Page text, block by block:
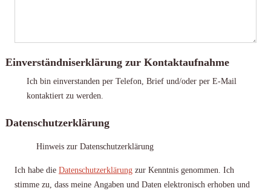
Einverständniserklärung zur Kontaktaufnahme
Ich bin einverstanden per Telefon, Brief und/oder per E-Mail
kontaktiert zu werden.
Datenschutzerklärung
Hinweis zur Datenschutzerklärung
Ich habe die Datenschutzerklärung zur Kenntnis genommen. Ich
stimme zu, dass meine Angaben und Daten elektronisch erhoben und